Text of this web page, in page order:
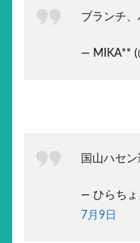
ブランチ、
— MIKA**
国山ハセ
— ひらちょ
7月9日